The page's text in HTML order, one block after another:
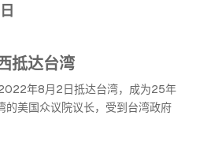
抵达台湾
年8月2日抵达台湾，成为25年
的美国众议院议长，受到台湾政府